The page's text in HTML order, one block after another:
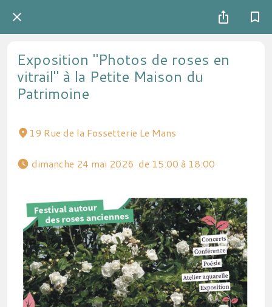
Exposition "Photos de roses en
vitrail" à la Petite Maison du
Patrimoine
19 Rue de la Fossetterie Le Mans
dimanche 24 mai 2026  de 15:00 à 18:00